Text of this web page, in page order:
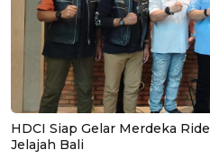
HDCI Siap Gelar Merdeka
Jelajah Bali